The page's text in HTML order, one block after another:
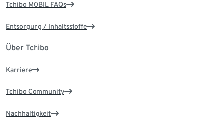
Tchibo MOBIL FAQs
Entsorgung / Inhaltsstoffe
Über Tchibo
Karriere
Tchibo Community
Nachhaltigkeit